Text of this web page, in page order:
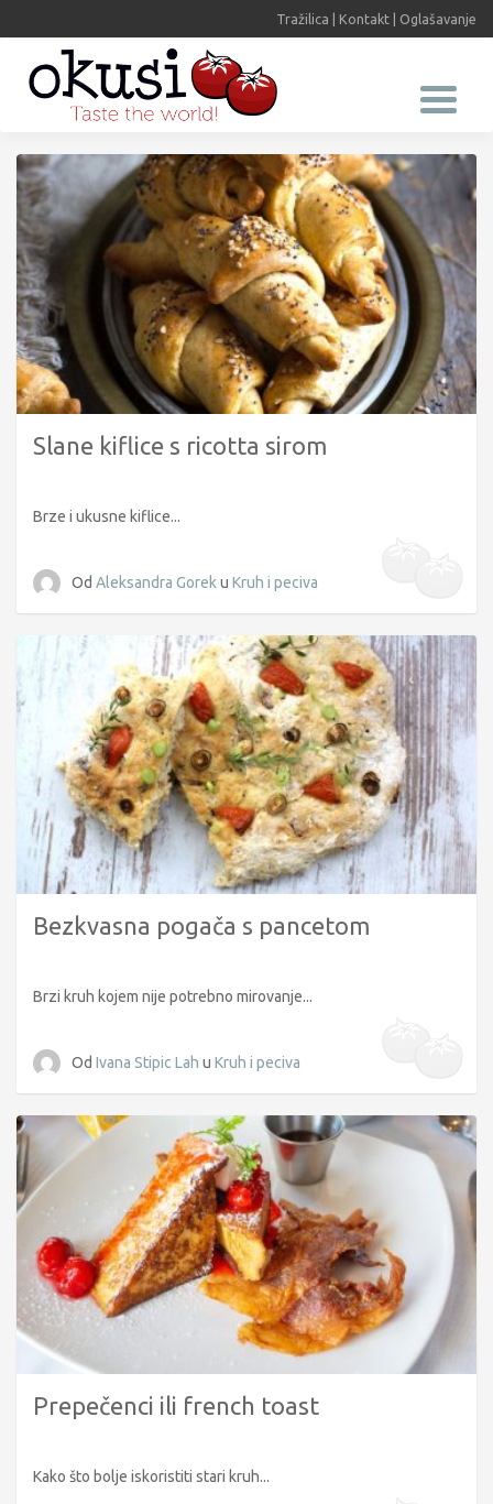
Tražilica Kontakt Oglašavanje
Slane kiflice s ricotta sirom
Brze i ukusne kiflice...
Od Aleksandra Gorek u Kruh i peciva
Bezkvasna pogača s pancetom
Brzi kruh kojem nije potrebno mirovanje...
Od Ivana Stipic Lah u Kruh i peciva
Prepečenci ili french toast
Kako što bolje iskoristiti stari kruh...